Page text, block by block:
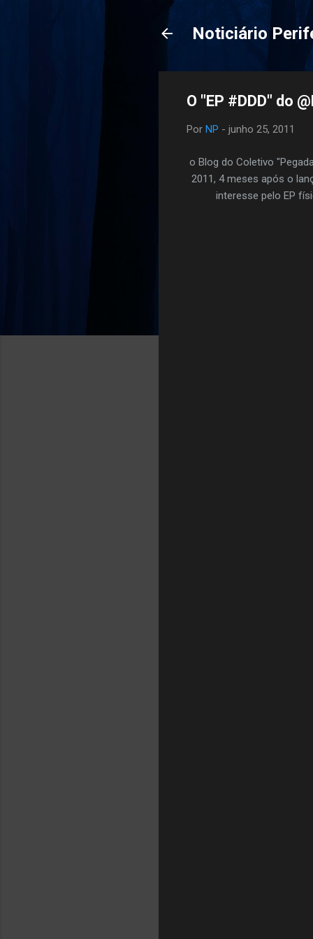
Noticiário
O "EP #DDD" do
Por NP - junho 25, 2011
o Blog do Coletivo
2011, 4 meses após o
interesse pelo EP